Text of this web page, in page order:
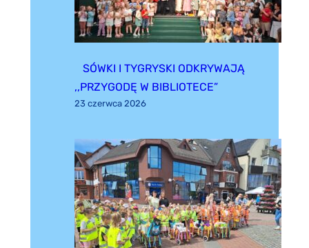
SÓWKI I TYGRYSKI ODKRYWAJĄ
,,PRZYGODĘ W BIBLIOTECE”
23 czerwca 2026